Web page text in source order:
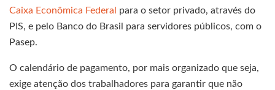
Caixa Econômica Federal
para o setor privado, através do
PIS, e pelo Banco do Brasil para servidores públicos, com o
Pasep.
O calendário de pagamento, por mais organizado que seja,
exige atenção dos trabalhadores para garantir que não